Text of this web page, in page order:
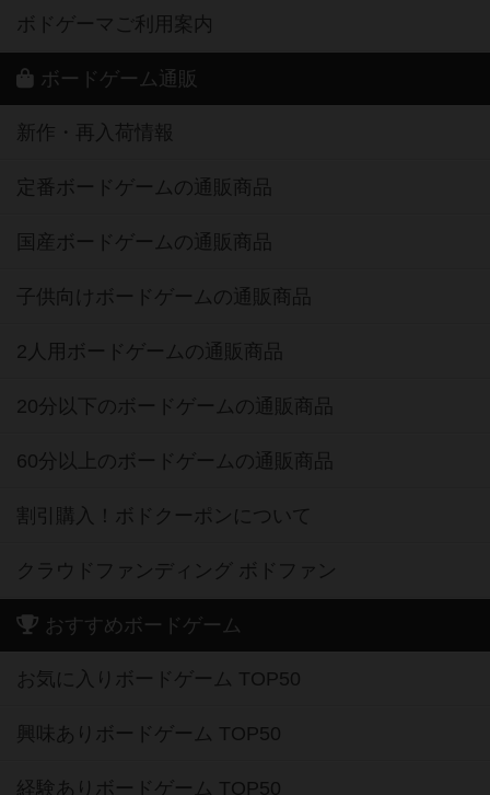
ボドゲーマご利用案内
ボードゲーム通販
新作・再入荷情報
定番ボードゲームの通販商品
国産ボードゲームの通販商品
子供向けボードゲームの通販商品
2人用ボードゲームの通販商品
20分以下のボードゲームの通販商品
60分以上のボードゲームの通販商品
割引購入！ボドクーポンについて
クラウドファンディング ボドファン
おすすめボードゲーム
お気に入りボードゲーム TOP50
興味ありボードゲーム TOP50
経験ありボードゲーム TOP50